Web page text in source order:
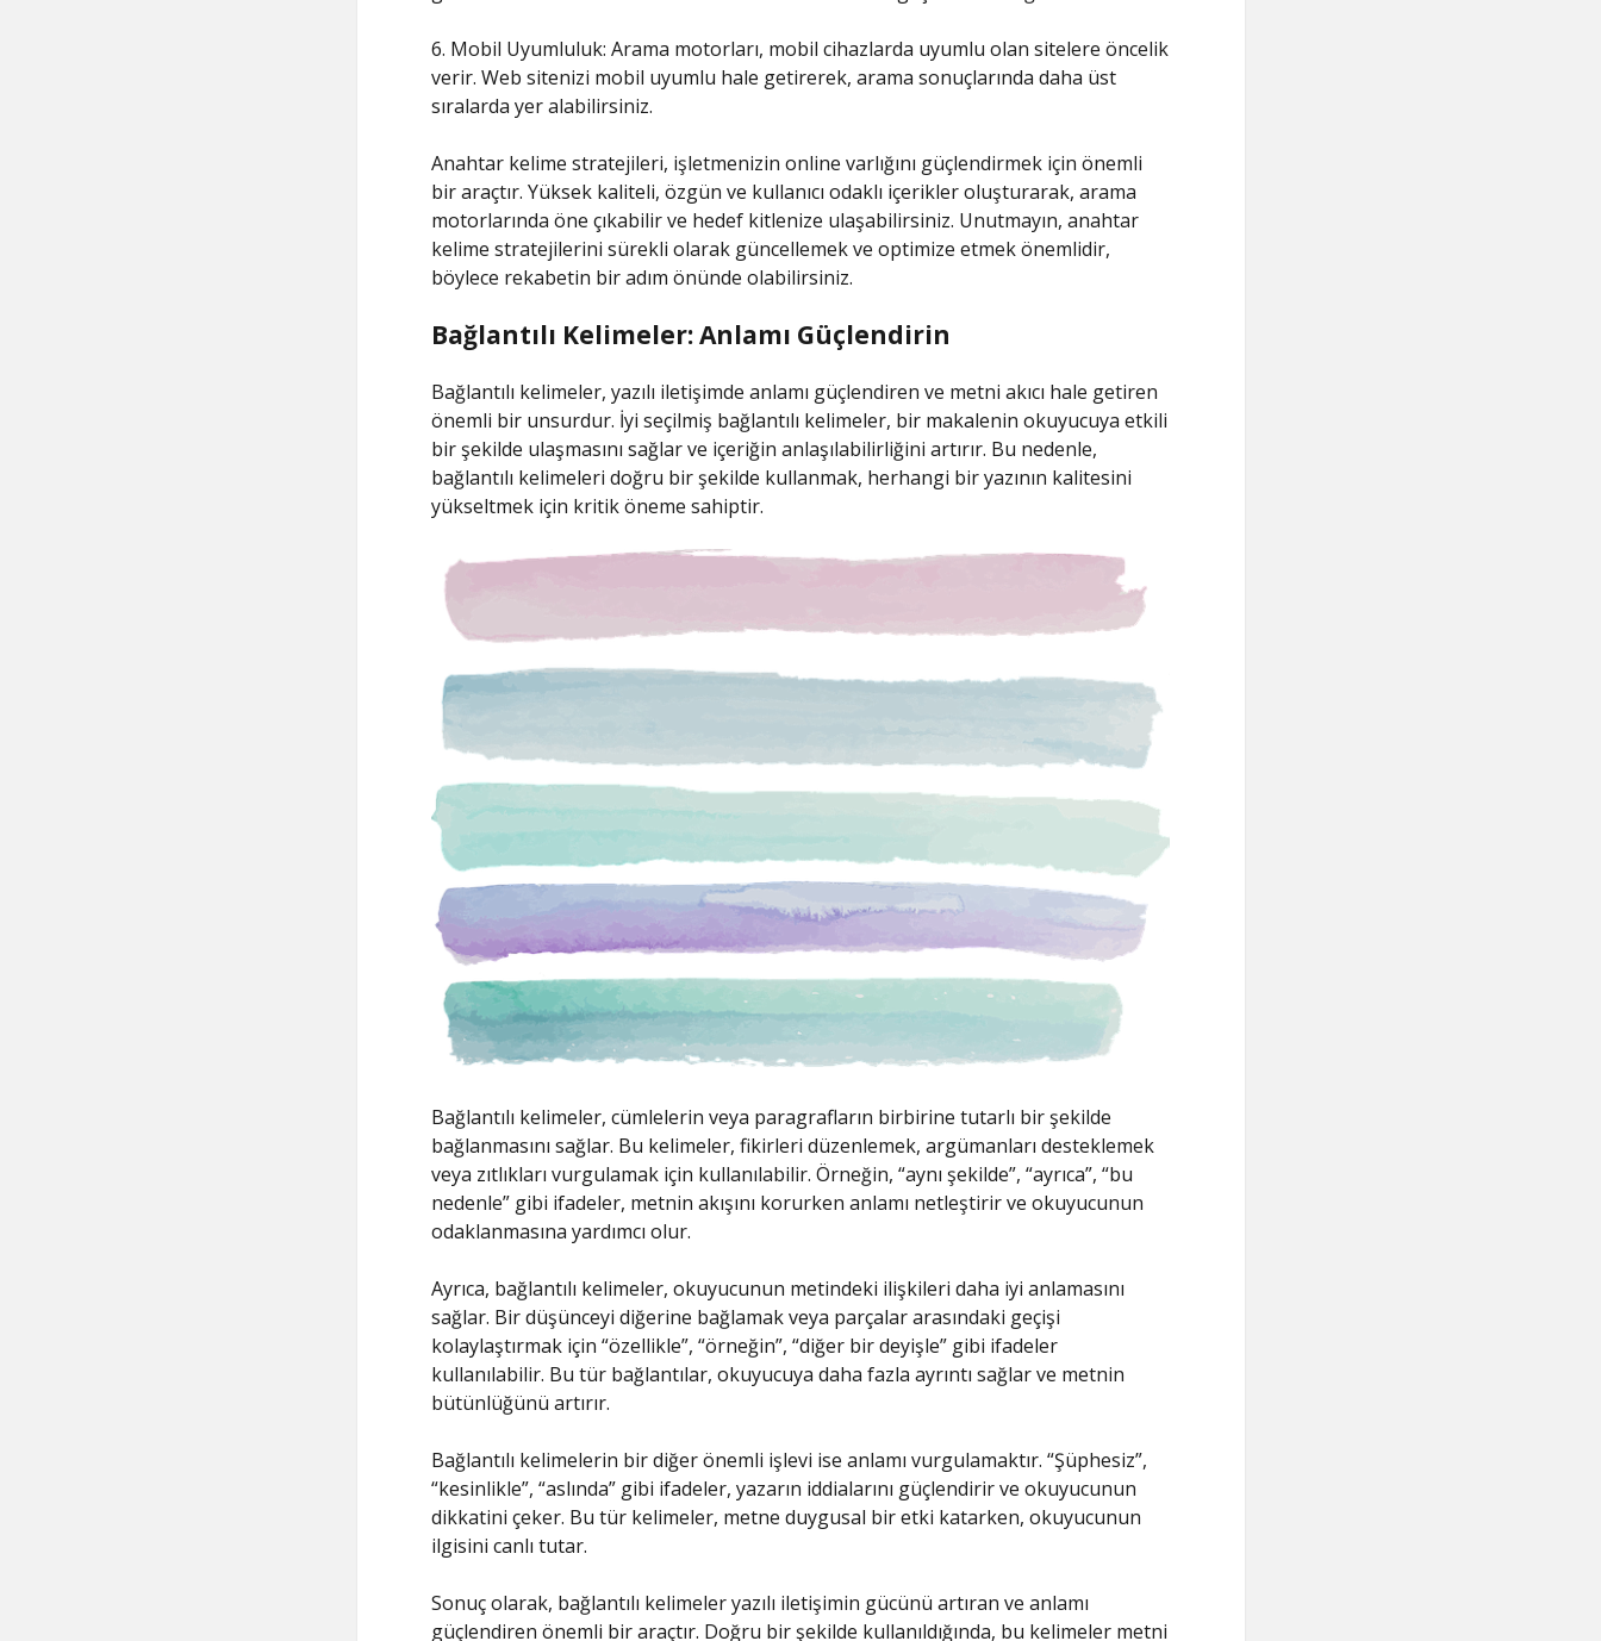
6. Mobil Uyumluluk: Arama motorları, mobil cihazlarda uyumlu olan sitelere öncelik
verir. Web sitenizi mobil uyumlu hale getirerek, arama sonuçlarında daha üst
sıralarda yer alabilirsiniz.
Anahtar kelime stratejileri, işletmenizin online varlığını güçlendirmek için önemli
bir araçtır. Yüksek kaliteli, özgün ve kullanıcı odaklı içerikler oluşturarak, arama
motorlarında öne çıkabilir ve hedef kitlenize ulaşabilirsiniz. Unutmayın, anahtar
kelime stratejilerini sürekli olarak güncellemek ve optimize etmek önemlidir,
böylece rekabetin bir adım önünde olabilirsiniz.
Bağlantılı Kelimeler: Anlamı Güçlendirin
Bağlantılı kelimeler, yazılı iletişimde anlamı güçlendiren ve metni akıcı hale getiren
önemli bir unsurdur. İyi seçilmiş bağlantılı kelimeler, bir makalenin okuyucuya etkili
bir şekilde ulaşmasını sağlar ve içeriğin anlaşılabilirliğini artırır. Bu nedenle,
bağlantılı kelimeleri doğru bir şekilde kullanmak, herhangi bir yazının kalitesini
yükseltmek için kritik öneme sahiptir.
Bağlantılı kelimeler, cümlelerin veya paragrafların birbirine tutarlı bir şekilde
bağlanmasını sağlar. Bu kelimeler, fikirleri düzenlemek, argümanları desteklemek
veya zıtlıkları vurgulamak için kullanılabilir. Örneğin, “aynı şekilde”, “ayrıca”, “bu
nedenle” gibi ifadeler, metnin akışını korurken anlamı netleştirir ve okuyucunun
odaklanmasına yardımcı olur.
Ayrıca, bağlantılı kelimeler, okuyucunun metindeki ilişkileri daha iyi anlamasını
sağlar. Bir düşünceyi diğerine bağlamak veya parçalar arasındaki geçişi
kolaylaştırmak için “özellikle”, “örneğin”, “diğer bir deyişle” gibi ifadeler
kullanılabilir. Bu tür bağlantılar, okuyucuya daha fazla ayrıntı sağlar ve metnin
bütünlüğünü artırır.
Bağlantılı kelimelerin bir diğer önemli işlevi ise anlamı vurgulamaktır. “Şüphesiz”,
“kesinlikle”, “aslında” gibi ifadeler, yazarın iddialarını güçlendirir ve okuyucunun
dikkatini çeker. Bu tür kelimeler, metne duygusal bir etki katarken, okuyucunun
ilgisini canlı tutar.
Sonuç olarak, bağlantılı kelimeler yazılı iletişimin gücünü artıran ve anlamı
güçlendiren önemli bir araçtır. Doğru bir şekilde kullanıldığında, bu kelimeler metni